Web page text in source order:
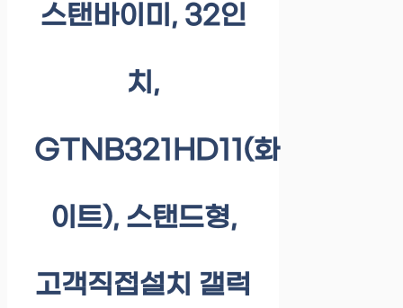
스탠바이미, 32인
치,
GTNB321HD11(화
이트), 스탠드형,
고객직접설치 갤럭